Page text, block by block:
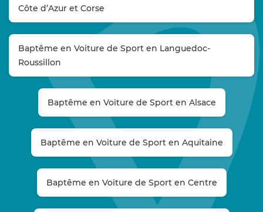
Côte d’Azur et Corse
Baptême en Voiture de Sport en Languedoc-
Roussillon
Baptême en Voiture de Sport en Alsace
Baptême en Voiture de Sport en Aquitaine
Baptême en Voiture de Sport en Centre